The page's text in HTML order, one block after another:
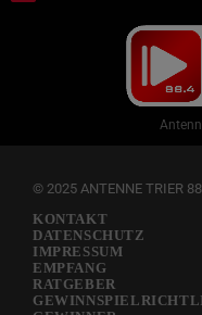
© 2025 ANTENNE TRIER
KONTAKT
DATENSCHUTZ
IMPRESSUM
EMPFANG
RATGEBER